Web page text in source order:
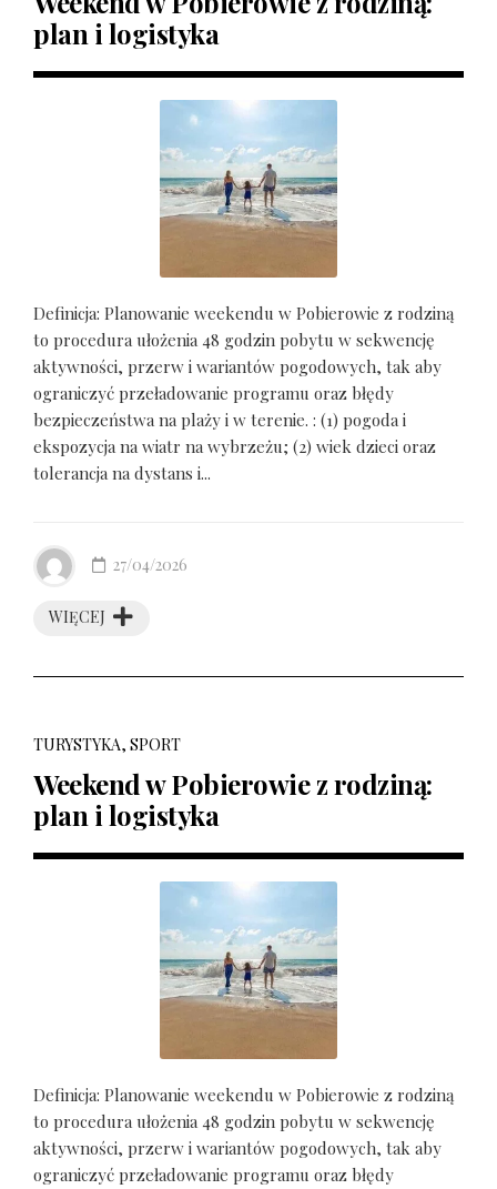
plan i logistyka
Definicja: Planowanie weekendu w Pobierowie z rodziną
to procedura ułożenia 48 godzin pobytu w sekwencję
aktywności, przerw i wariantów pogodowych, tak aby
ograniczyć przeładowanie programu oraz błędy
bezpieczeństwa na plaży i w terenie. : (1) pogoda i
ekspozycja na wiatr na wybrzeżu; (2) wiek dzieci oraz
tolerancja na dystans i...
WIĘCEJ
27/04/2026
TURYSTYKA, SPORT
Weekend w Pobierowie z rodziną:
plan i logistyka
Definicja: Planowanie weekendu w Pobierowie z rodziną
to procedura ułożenia 48 godzin pobytu w sekwencję
aktywności, przerw i wariantów pogodowych, tak aby
ograniczyć przeładowanie programu oraz błędy